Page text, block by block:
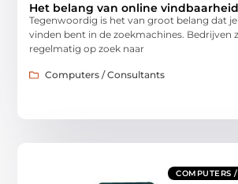
Het belang van online vindbaarheid
Tegenwoordig is het van groot belang dat
vinden bent in de zoekmachines. Bedrijven
regelmatig op zoek naar
Computers / Consultants
COMPUTERS